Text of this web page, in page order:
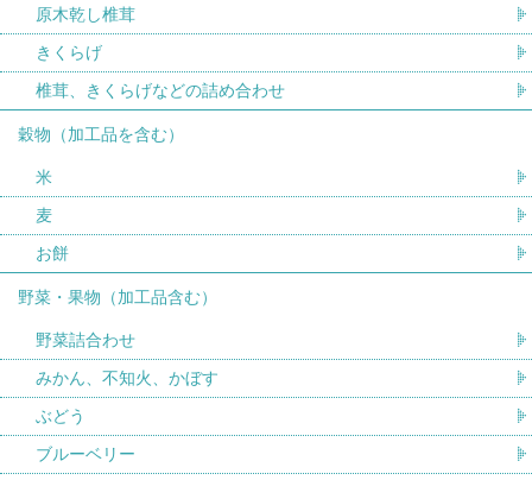
原木乾し椎茸
きくらげ
椎茸、きくらげなどの詰め合わせ
穀物（加工品を含む）
米
麦
お餅
野菜・果物（加工品含む）
野菜詰合わせ
みかん、不知火、かぼす
ぶどう
ブルーベリー